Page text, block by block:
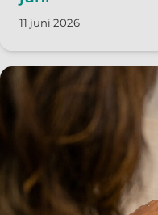
11 juni 2026